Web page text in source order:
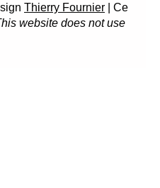
Thierry Fournier | Ce
website does not use